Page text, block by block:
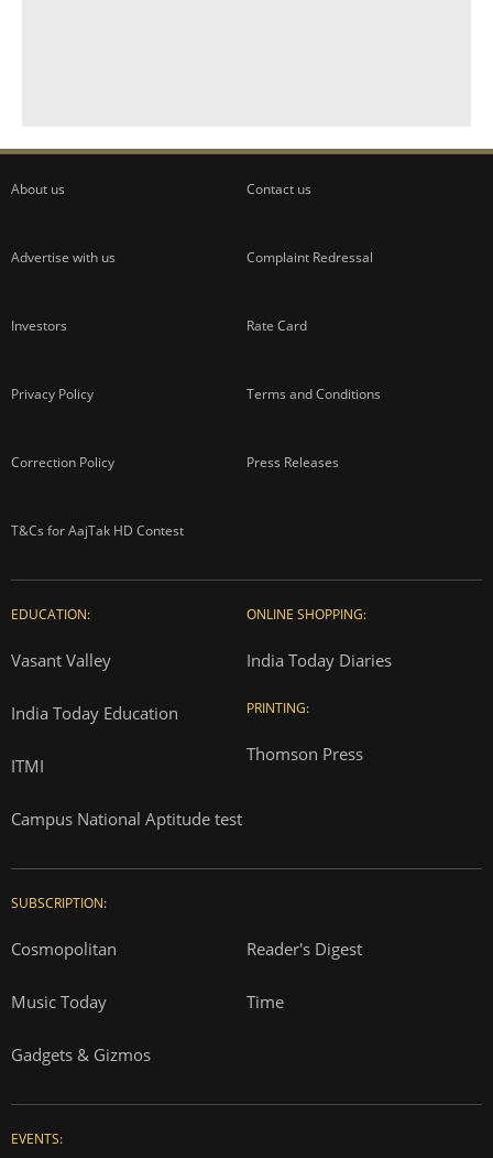
About us Contact us
Advertise with us Complaint Redressal
Investors Rate Card
Privacy Policy Terms and Conditions
Correction Policy Press Releases
T&Cs for AajTak HD Contest
EDUCATION:
Vasant Valley
India Today Education
ITMI
Campus National Aptitude test
ONLINE SHOPPING:
India Today Diaries
PRINTING:
Thomson Press
SUBSCRIPTION:
Cosmopolitan Reader's Digest
Music Today Time
Gadgets & Gizmos
EVENTS: